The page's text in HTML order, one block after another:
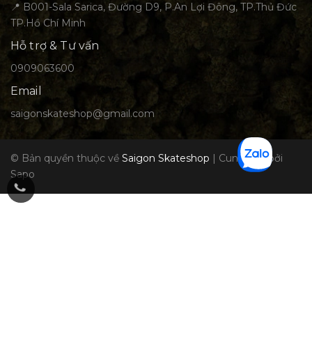
📍 B001-Sala Sarica, Đường D9, P.An Lợi Đông, TP.Thủ Đức
TP.Hồ Chí Minh
Hỗ trợ & Tư vấn
0909063600
Email
saigonskateshop@gmail.com
© Bản quyền thuộc về Saigon Skateshop
Cung cấp bởi
Sapo